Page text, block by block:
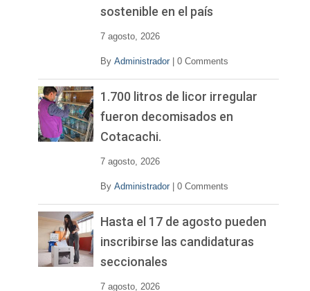
sostenible en el país
7 agosto, 2026
By Administrador 0 Comments
1.700 litros de licor irregular
fueron decomisados en
Cotacachi.
7 agosto, 2026
By Administrador 0 Comments
Hasta el 17 de agosto pueden
inscribirse las candidaturas
seccionales
7 agosto, 2026